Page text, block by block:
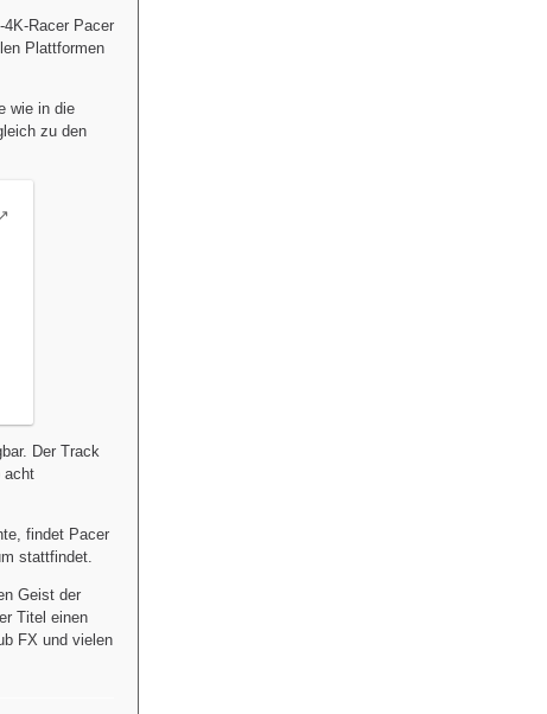
Racer Pacer
Plattformen
wie in die
zu den
Der Track
acht
findet Pacer
stattfindet.
Geist der
Titel einen
FX und vielen